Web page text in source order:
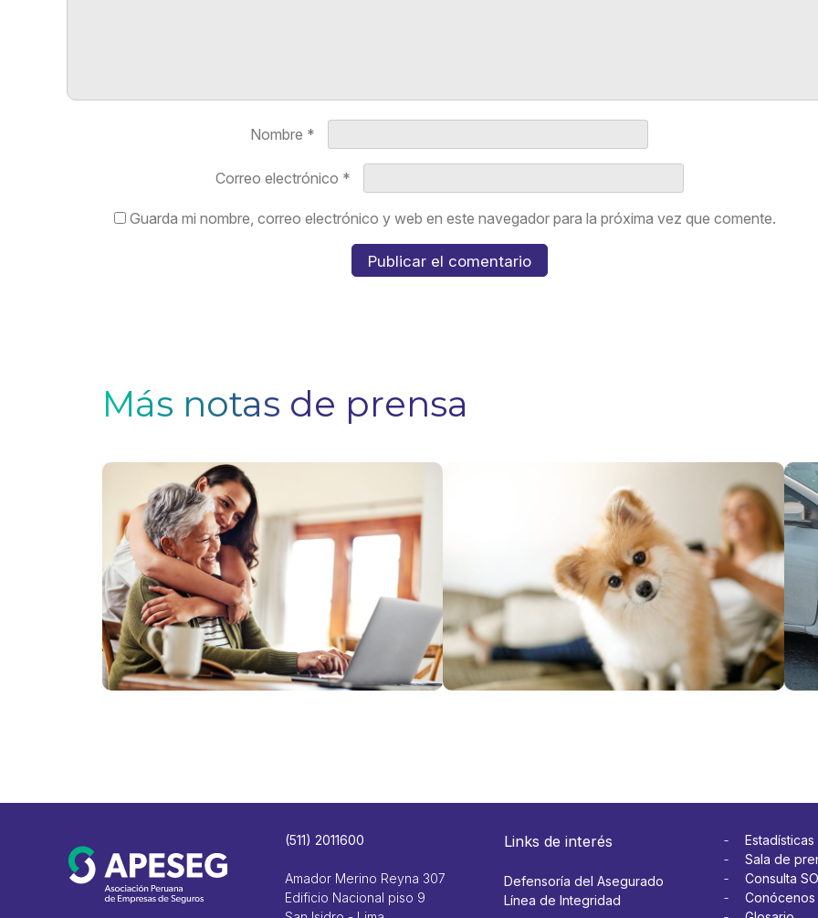
Nombre *
Correo electrónico *
Guarda mi nombre, correo electrónico y web en este navegador para la próxima vez que comente.
Más notas de prensa
Ver más
¿El
para
Ver
(511) 2011600
Amador Merino Reyna 307
Edificio Nacional piso 9
Links de interés
Defensoría del Asegurado
Línea de Integridad
Estadísticas
Sala de
Consulta
Conócenos